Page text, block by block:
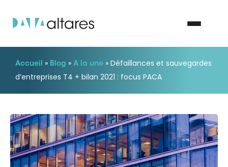
Nous contacter
Vos enjeux
Nos solutions
Accueil » Blog » A la une » Défaillances et sauvegardes
d’entreprises T4 + bilan 2021 : focus PACA